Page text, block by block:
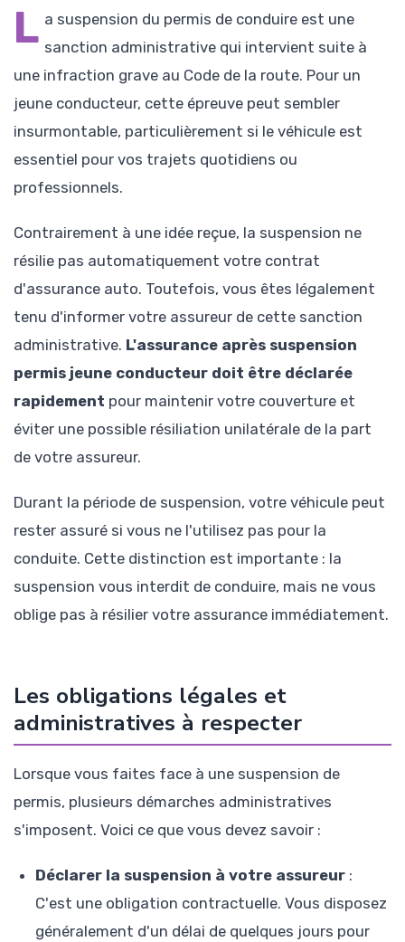
L a suspension du permis de conduire est une
sanction administrative qui intervient suite à
une infraction grave au Code de la route. Pour un
jeune conducteur, cette épreuve peut sembler
insurmontable, particulièrement si le véhicule est
essentiel pour vos trajets quotidiens ou
professionnels.
Contrairement à une idée reçue, la suspension ne
résilie pas automatiquement votre contrat
d'assurance auto. Toutefois, vous êtes légalement
tenu d'informer votre assureur de cette sanction
administrative. L'assurance après suspension
permis jeune conducteur doit être déclarée
rapidement pour maintenir votre couverture et
éviter une possible résiliation unilatérale de la part
de votre assureur.
Durant la période de suspension, votre véhicule peut
rester assuré si vous ne l'utilisez pas pour la
conduite. Cette distinction est importante : la
suspension vous interdit de conduire, mais ne vous
oblige pas à résilier votre assurance immédiatement.
Les obligations légales et
administratives à respecter
Lorsque vous faites face à une suspension de
permis, plusieurs démarches administratives
s'imposent. Voici ce que vous devez savoir :
Déclarer la suspension à votre assureur :
C'est une obligation contractuelle. Vous disposez
généralement d'un délai de quelques jours pour